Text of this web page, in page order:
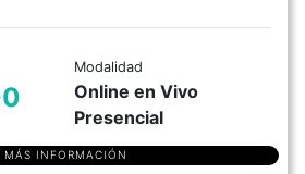
Modalidad
Online en Vivo
Presencial
MÁS INFORMACIÓN